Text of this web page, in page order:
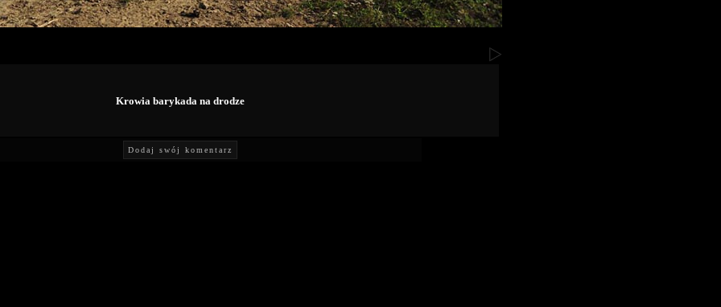
Krowia barykada na drodze
Dodaj swój komentarz